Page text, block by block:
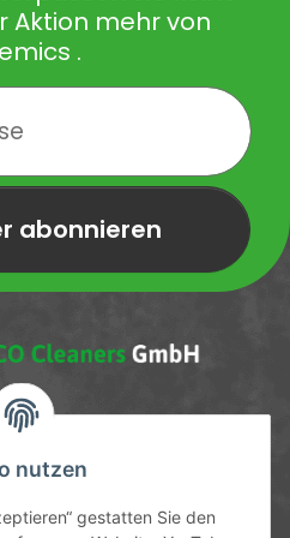
nutzen
gestatten Sie den
Aktion mehr von
.
abonnieren